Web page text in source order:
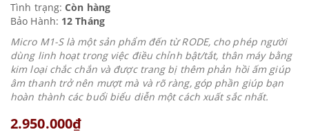
Tình trạng: Còn hàng
Bảo Hành: 12 Tháng
Micro M1-S là một sản phẩm đến từ RODE, cho phép người
dùng linh hoạt trong việc điều chỉnh bật/tắt, thân máy bằng
kim loại chắc chắn và được trang bị thêm phản hồi ấm giúp
âm thanh trở nên mượt mà và rõ ràng, góp phần giúp bạn
hoàn thành các buổi biểu diễn một cách xuất sắc nhất.
2.950.000₫